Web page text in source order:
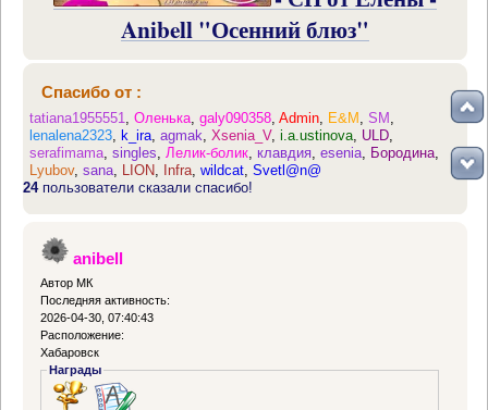
Anibell "Осенний блюз"
Спасибо от :
tatiana1955551,Оленька,galy090358,Admin, E&M ,SM ,
lenalena2323, k_ira,agmak,Xsenia_V,i.a.ustinova, ULD,
serafimama,singles,Лелик-болик,клавдия,esenia, Бородина,
Lyubov,sana, LION, Infra,wildcat,Svetl@n@
24пользователи сказали спасибо!
anibell
Автор МК
Последняя активность:
2026-04-30, 07:40:43
Расположение:
Хабаровск
Награды